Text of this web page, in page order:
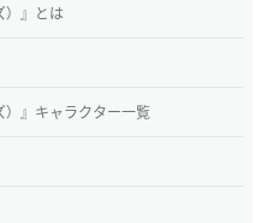
）』とは
）』キャラクター一覧